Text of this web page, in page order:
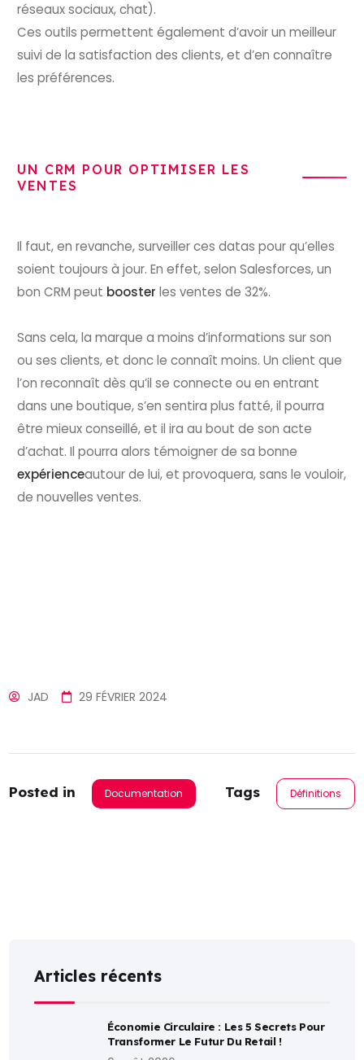
réseaux sociaux, chat).
Ces outils permettent également d’avoir un meilleur
suivi de la satisfaction des clients, et d’en connaître
les préférences.
UN CRM POUR OPTIMISER LES
VENTES
Il faut, en revanche, surveiller ces datas pour qu’elles
soient toujours à jour. En effet, selon Salesforces, un
bon CRM peut booster les ventes de 32%.
Sans cela, la marque a moins d’informations sur son
ou ses clients, et donc le connaît moins. Un client que
l’on reconnaît dès qu’il se connecte ou en entrant
dans une boutique, s’en sentira plus fatté, il pourra
être mieux conseillé, et il ira au bout de son acte
d’achat. Il pourra alors témoigner de sa bonne
expérienceautour de lui, et provoquera, sans le vouloir,
de nouvelles ventes.
JAD 29 FÉVRIER 2024
Posted in Documentation Tags Définitions
Articles récents
Économie Circulaire : Les 5 Secrets Pour
Transformer Le Futur Du Retail !